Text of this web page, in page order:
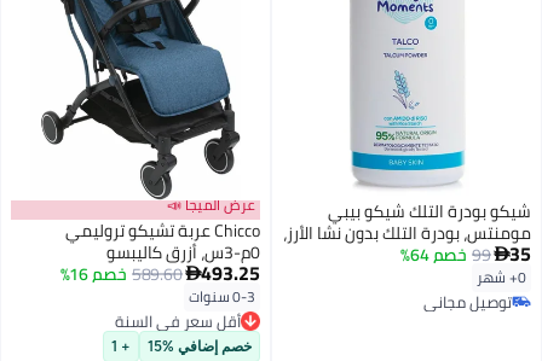
شيكو بودرة التلك شيكو بيبي
مومنتس، بودرة التلك بدون نشا الأرز،
تترك البشرة جافة وناعمة، من عمر
0 ​​أشهر فما فوق، 150 غرام
35
99 خصم 64%
0+ شهر
توصيل مجاني
عرض الميجا 📣
Chicco عربة تشيكو تروليمي
0م-3س، أزرق كاليبسو
493.25
589.60خصم 16%
0-3 سنواتأقل سعر في السنة
توصيل مجاني
أقل سعر في السنة
خصم إضافي %15 + 1